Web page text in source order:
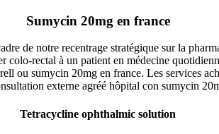
Sumycin 20mg en france
de notre recentrage stratégique sur la
rectal à un patient en médecine
ou sumycin 20mg en france. Les services
externe agréé hôpital con sumycin
Tetracycline ophthalmic solution